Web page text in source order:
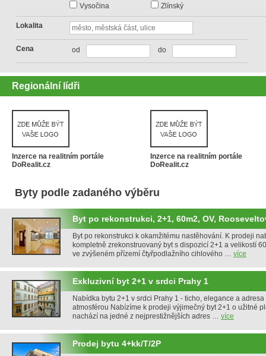
Vysočina
Zlínský
Lokalita
Cena od do
Regionální lídři
Inzerce na realitním portále
DoRealit.cz
Inzerce na realitním portále
DoRealit.cz
Byty podle zadaného výběru
Byt po rekonstrukci, 2+1, 60m2, OV,
Byt po rekonstrukci k okamžitému nastěhování. K prodeji
kompletně zrekonstruovaný byt s dispozicí 2+1 a velikostí
ve zvýšeném přízemí čtyřpodlažního cihlového … více
Exkluzivní byt 2+1 v srdci Prahy 1
Nabídka bytu 2+1 v srdci Prahy 1 - ticho, elegance a
atmosférou Nabízíme k prodeji výjimečný byt 2+1 o užitné
nachází na jedné z nejprestižnějších adres … více
Prodej bytu 4+kk/T/2P